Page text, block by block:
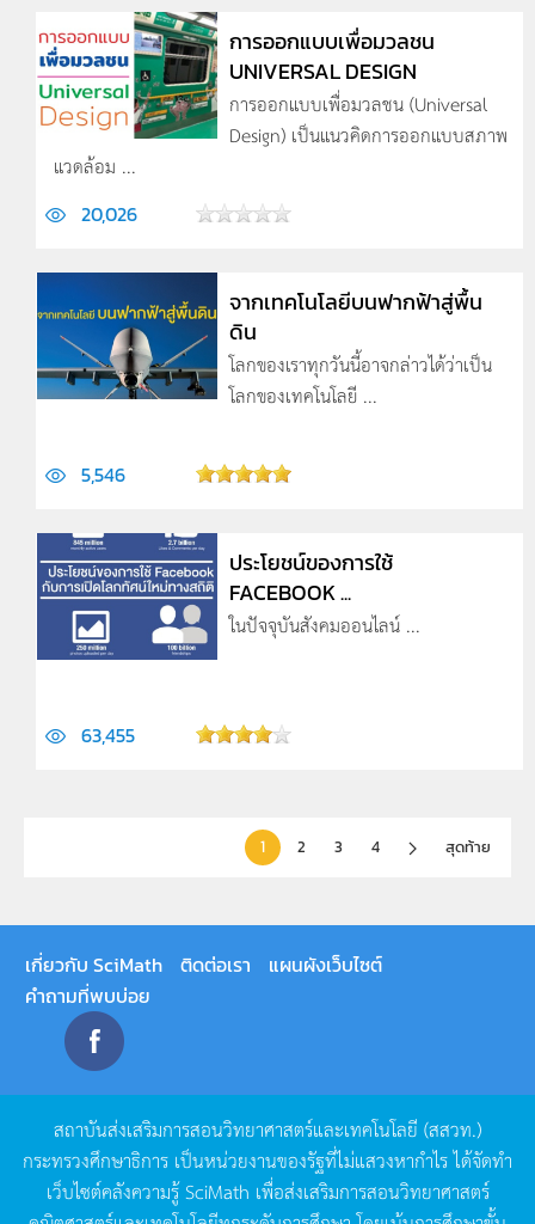
การออกแบบเพื่อมวลชน
UNIVERSAL DESIGN
การออกแบบเพื่อมวลชน (Universal
Design) เป็นแนวคิดการออกแบบสภาพ
แวดล้อม ...
20,026
จากเทคโนโลยีบนฟากฟ้าสู่พื้น
ดิน
โลกของเราทุกวันนี้อาจกล่าวได้ว่าเป็น
โลกของเทคโนโลยี ...
5,546
ประโยชน์ของการใช้
FACEBOOK ...
ในปัจจุบันสังคมออนไลน์ ...
63,455
1 2 3 4 สุดท้าย
เกี่ยวกับ SciMath ติดต่อเรา
แผนผังเว็บไซต์
คำถามที่พบบ่อย
สถาบันส่งเสริมการสอนวิทยาศาสตร์และเทคโนโลยี (สสวท.)
กระทรวงศึกษาธิการ เป็นหน่วยงานของรัฐที่ไม่แสวงหากำไรได้จัดทำ
เว็บไซต์คลังความรู้SciMath เพื่อส่งเสริมการสอนวิทยาศาสตร์